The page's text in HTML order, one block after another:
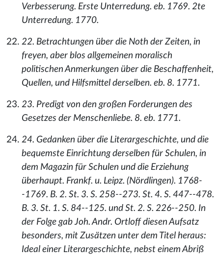
Verbesserung. Erste Unterredung. eb. 1769. 2te
Unterredung. 1770.
22. Betrachtungen über die Noth der Zeiten, in
freyen, aber blos allgemeinen moralisch
politischen Anmerkungen über die Beschaffenheit,
Quellen, und Hilfsmittel derselben. eb. 8. 1771.
23. Predigt von den großen Forderungen des
Gesetzes der Menschenliebe. 8. eb. 1771.
24. Gedanken über die Literargeschichte, und die
bequemste Einrichtung derselben für Schulen, in
dem Magazin für Schulen und die Erziehung
überhaupt. Frankf. u. Leipz. (Nördlingen). 1768-
-1769. B. 2. St. 3. S. 258--273. St. 4. S. 447--478.
B. 3. St. 1. S. 84--125. und St. 2. S. 226--250. In
der Folge gab Joh. Andr. Ortloff diesen Aufsatz
besonders, mit Zusätzen unter dem Titel heraus:
Ideal einer Literargeschichte, nebst einem Abriß